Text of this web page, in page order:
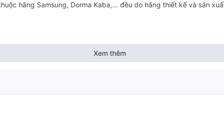
hãng Samsung, Dorma Kaba,… đều do hãng thiết kế và sản
để xếp vào những dòng khóa thẻ từ với chất lượng, hình thức và
5500FK
Xem thêm